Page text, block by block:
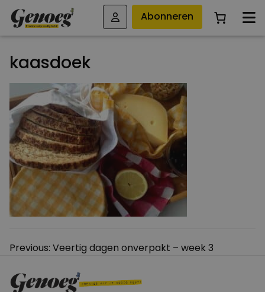
Abonneren
kaasdoek
Bericht
Previous: Veertig dagen onverpakt – week 3